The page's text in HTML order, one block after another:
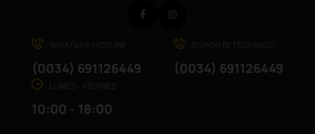
(0034) 691126449 (0034) 691126449
10:00 - 18:00
Facebook